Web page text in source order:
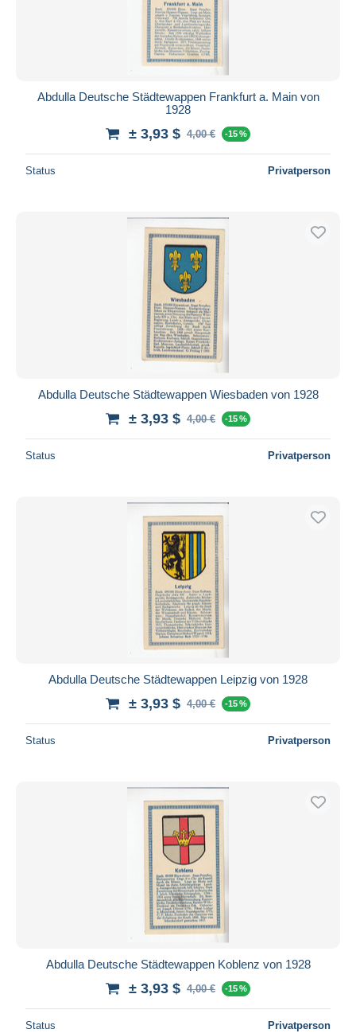
Abdulla Deutsche Städtewappen Frankfurt a. Main von
1928
± 3,93 $ 4,00 € -15 %
Status Privatperson
Abdulla Deutsche Städtewappen Wiesbaden von 1928
± 3,93 $ 4,00 € -15 %
Status Privatperson
Abdulla Deutsche Städtewappen Leipzig von 1928
± 3,93 $ 4,00 € -15 %
Status Privatperson
Abdulla Deutsche Städtewappen Koblenz von 1928
± 3,93 $ 4,00 € -15 %
Status Privatperson